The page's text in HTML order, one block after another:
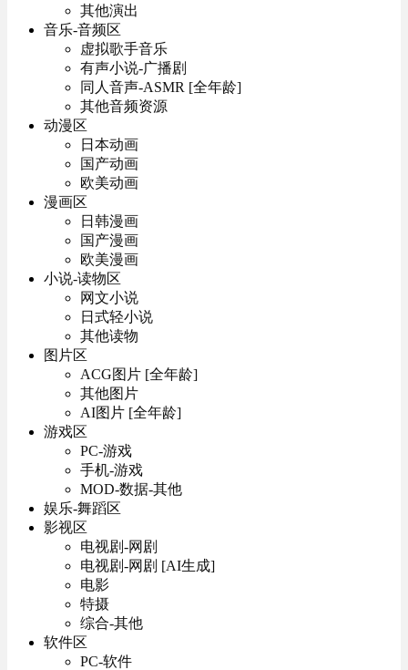
其他演出
音乐-音频区
虚拟歌手音乐
有声小说-广播剧
同人音声-ASMR [全年龄]
其他音频资源
动漫区
日本动画
国产动画
欧美动画
漫画区
日韩漫画
国产漫画
欧美漫画
小说-读物区
网文小说
日式轻小说
其他读物
图片区
ACG图片 [全年龄]
其他图片
AI图片 [全年龄]
游戏区
PC-游戏
手机-游戏
MOD-数据-其他
娱乐-舞蹈区
影视区
电视剧-网剧
电视剧-网剧 [AI生成]
电影
特摄
综合-其他
软件区
PC-软件